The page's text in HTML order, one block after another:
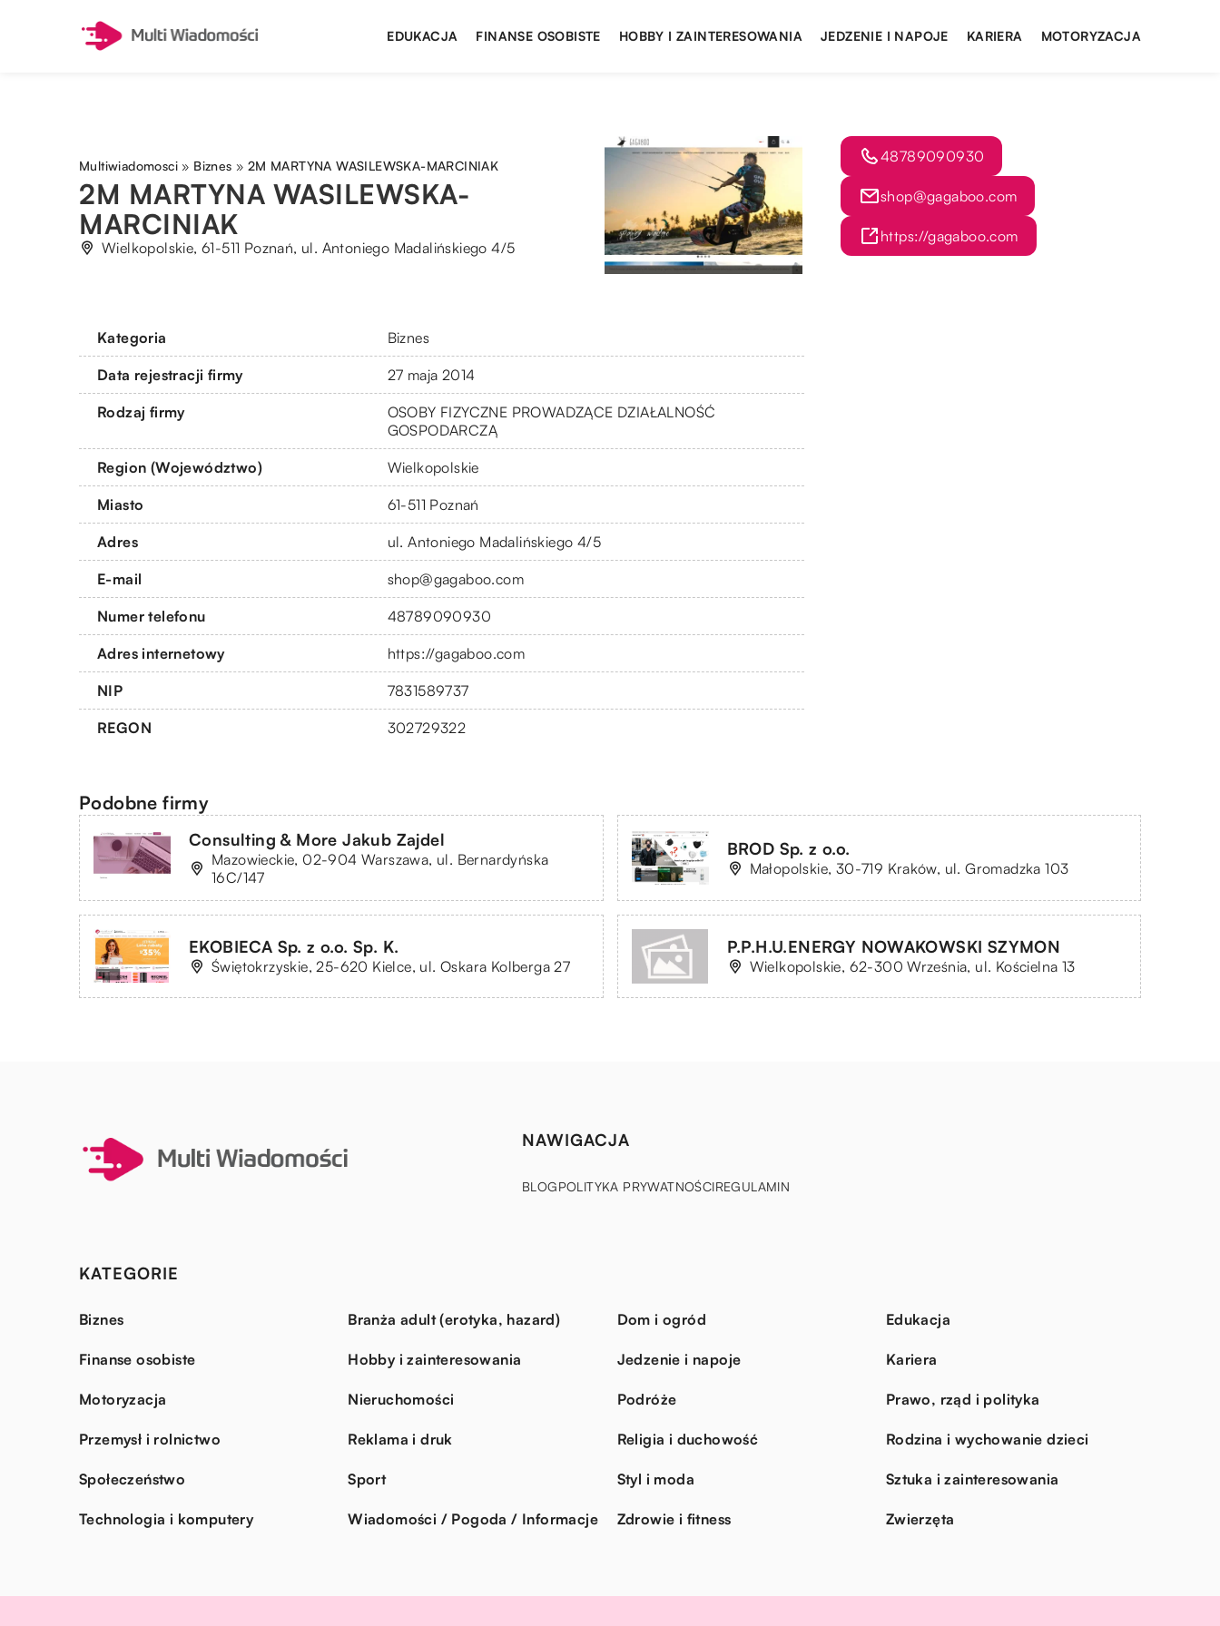
EDUKACJA FINANSE OSOBISTE HOBBY I ZAINTERESOWANIA JEDZENIE I NAPOJE KARIERA MOTORYZACJA
Multiwiadomosci » Biznes » 2M MARTYNA WASILEWSKA-MARCINIAK
2M MARTYNA WASILEWSKA-
MARCINIAK
Wielkopolskie, 61-511 Poznań, ul. Antoniego Madalińskiego 4/5
Kategoria Biznes
Data rejestracji firmy 27 maja 2014
Rodzaj firmy
OSOBY FIZYCZNE PROWADZĄCE DZIAŁALNOŚĆ
GOSPODARCZĄ
Region (Województwo) Wielkopolskie
Miasto 61-511 Poznań
Adres ul. Antoniego Madalińskiego 4/5
E-mail shop@gagaboo.com
Numer telefonu 48789090930
Adres internetowy https://gagaboo.com
NIP 7831589737
REGON 302729322
48789090930
shop@gagaboo.com
https://gagaboo.com
Podobne firmy
Consulting & More Jakub Zajdel
Mazowieckie, 02-904 Warszawa, ul. Bernardyńska
16C/147
BROD Sp. z o.o.
Małopolskie, 30-719 Kraków, ul. Gromadzka 103
EKOBIECA Sp. z o.o. Sp. K.
Świętokrzyskie, 25-620 Kielce, ul. Oskara Kolberga 27
P.P.H.U.ENERGY NOWAKOWSKI SZYMON
Wielkopolskie, 62-300 Września, ul. Kościelna 13
NAWIGACJA
BLOGPOLITYKA PRYWATNOŚCIREGULAMIN
KATEGORIE
Biznes Branża adult (erotyka, hazard) Dom i ogród Edukacja
Finanse osobiste Hobby i zainteresowania Jedzenie i napoje Kariera
Motoryzacja Nieruchomości Podróże Prawo, rząd i polityka
Przemysł i rolnictwo Reklama i druk Religia i duchowość Rodzina i wychowanie dzieci
Społeczeństwo Sport Styl i moda Sztuka i zainteresowania
Technologia i komputery Wiadomości / Pogoda / Informacje Zdrowie i fitness Zwierzęta